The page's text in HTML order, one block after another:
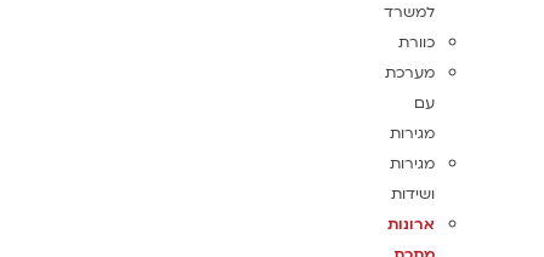
למשרד
כוורת
מערכת
עם
מגירות
מגירות
ושידות
ארונות